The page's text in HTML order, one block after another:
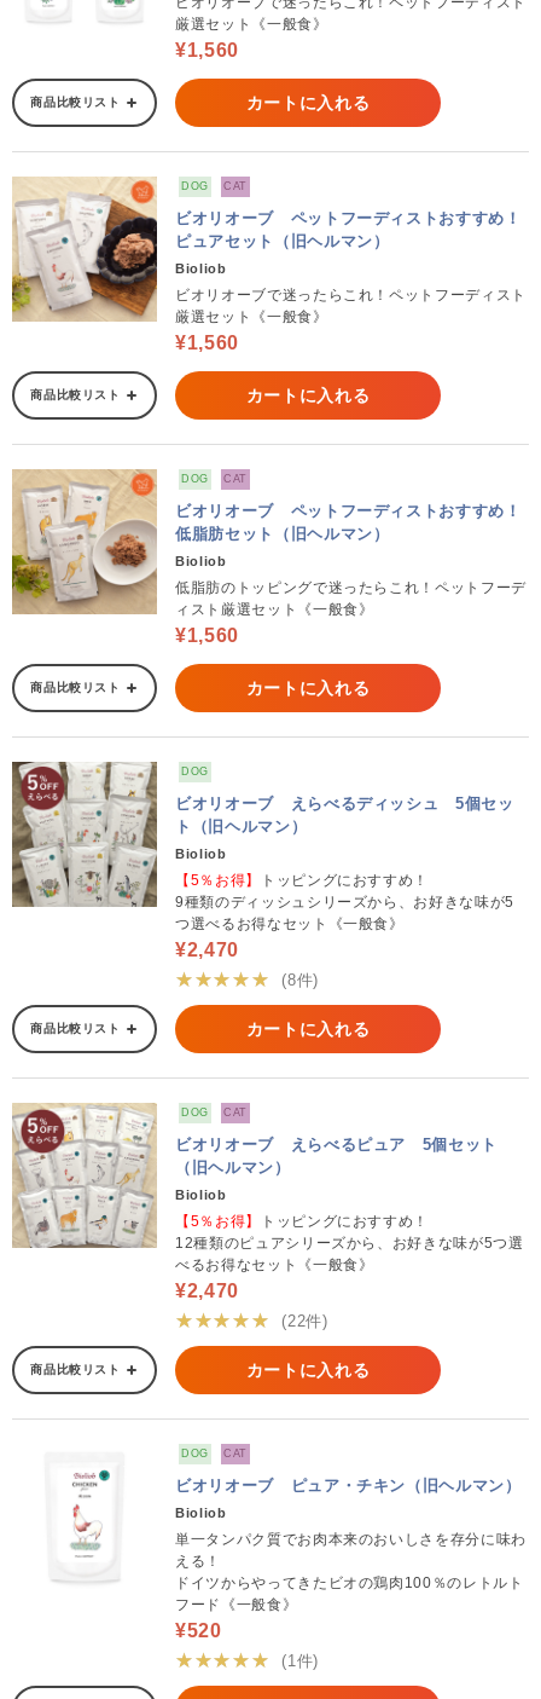
厳選セット《一般食》
¥1,560
商品比較リスト カートに入れる
DOG CAT
ビオリオーブ ペットフーディストおすすめ！
ピュアセット（旧ヘルマン）
Bioliob
ビオリオーブで迷ったらこれ！ペットフーディスト
厳選セット《一般食》
¥1,560
商品比較リスト カートに入れる
DOG CAT
ビオリオーブ ペットフーディストおすすめ！
低脂肪セット（旧ヘルマン）
Bioliob
低脂肪のトッピングで迷ったらこれ！ペットフーデ
ィスト厳選セット《一般食》
¥1,560
商品比較リスト カートに入れる
DOG
ビオリオーブ えらべるディッシュ 5個セッ
ト（旧ヘルマン）
Bioliob
【5％お得】
トッピングにおすすめ！
9種類のディッシュシリーズから、お好きな味が5
つ選べるお得なセット《一般食》
¥2,470
★★★★★
(8件)
商品比較リスト カートに入れる
DOG CAT
ビオリオーブ えらべるピュア 5個セット
（旧ヘルマン）
Bioliob
【5％お得】
トッピングにおすすめ！
12種類のピュアシリーズから、お好きな味が5つ選
べるお得なセット《一般食》
¥2,470
★★★★★
(22件)
商品比較リスト カートに入れる
DOG CAT
ビオリオーブ ピュア・チキン（旧ヘルマン）
Bioliob
単一タンパク質でお肉本来のおいしさを存分に味わ
える！
ドイツからやってきたビオの鶏肉100％のレトルト
フード《一般食》
¥520
★★★★★
(1件)